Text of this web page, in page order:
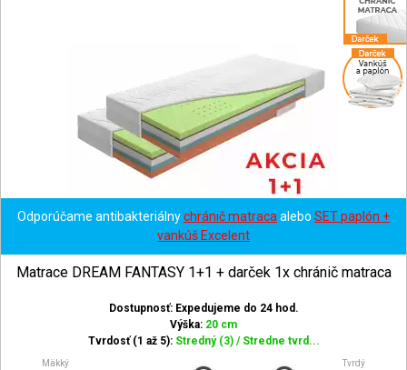
Odporúčame antibakteriálnychránič matraca alebo SET paplón +
vankúš Excelent
Matrace DREAM FANTASY 1+1 + darček 1x chránič matraca
Dostupnosť: Expedujeme do 24 hod.
Výška: 20 cm
Tvrdosť (1 až 5): Stredný (3) / Stredne tvrd...
Mäkký Tvrdý